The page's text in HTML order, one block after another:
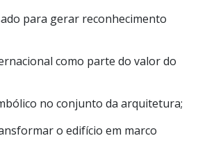
para gerar reconhecimento
como parte do valor do
no conjunto da arquitetura;
o edifício em marco